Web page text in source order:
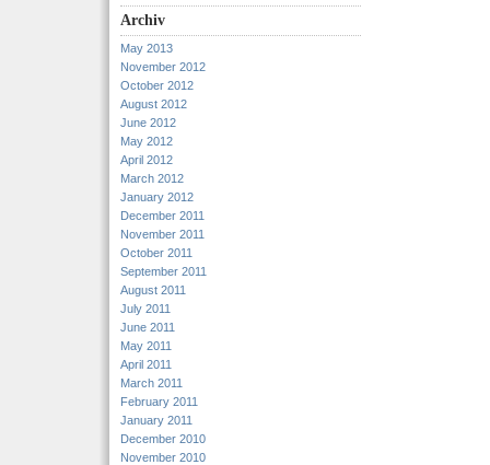
Archiv
May 2013
November 2012
October 2012
August 2012
June 2012
May 2012
April 2012
March 2012
January 2012
December 2011
November 2011
October 2011
September 2011
August 2011
July 2011
June 2011
May 2011
April 2011
March 2011
February 2011
January 2011
December 2010
November 2010